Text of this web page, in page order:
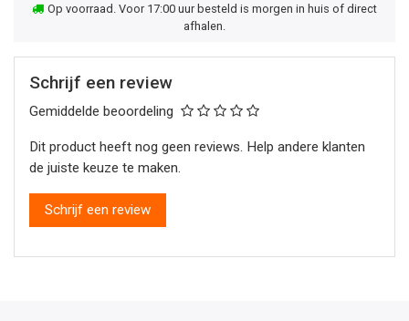
Op voorraad. Voor 17:00 uur besteld is morgen in huis of direct
afhalen.
Schrijf een review
Gemiddelde beoordeling
Dit product heeft nog geen reviews. Help andere klanten
de juiste keuze te maken.
Schrijf een review